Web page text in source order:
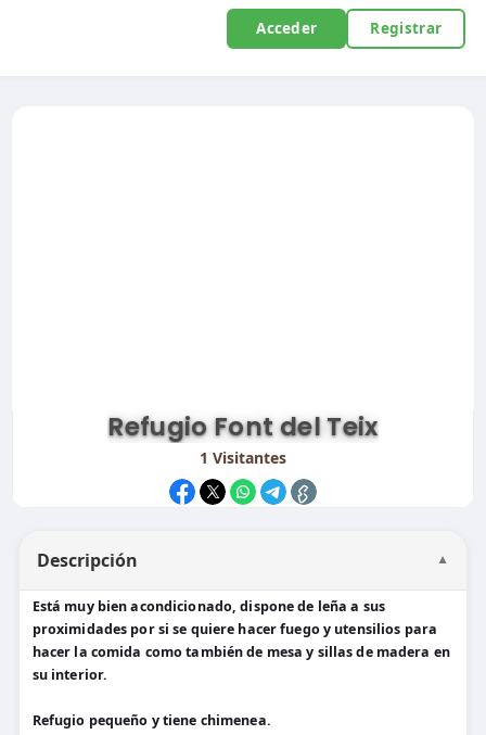
Acceder Registrar
Refugio Font del Teix
1 Visitantes
Descripción ▼
Está muy bien acondicionado, dispone de leña a sus
proximidades por si se quiere hacer fuego y utensilios para
hacer la comida como también de mesa y sillas de madera en
su interior.
Refugio pequeño y tiene chimenea.